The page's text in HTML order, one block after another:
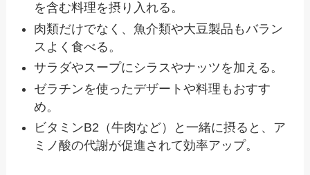
を含む料理を摂り入れる。
肉類だけでなく、魚介類や大豆製品もバラン
スよく食べる。
サラダやスープにシラスやナッツを加える。
ゼラチンを使ったデザートや料理もおすす
め。
ビタミンB2（牛肉など）と一緒に摂ると、ア
ミノ酸の代謝が促進されて効率アップ。